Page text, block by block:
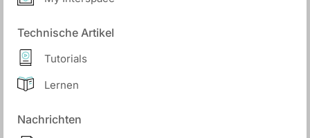
Technische Artikel
Tutorials
Lernen
Nachrichten